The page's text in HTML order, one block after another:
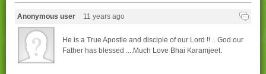
Anonymous user 11 years ago
He is a True Apostle and disciple of our Lord !! .. God our
Father has blessed ....Much Love Bhai Karamjeet.